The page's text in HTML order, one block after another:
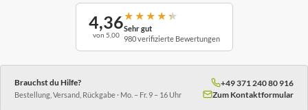
4,36
von 5,00
★ ★ ★ ★ ★
Sehr gut
980 verifizierte Bewertungen
Brauchst du Hilfe?
Bestellung, Versand, Rückgabe · Mo. – Fr. 9 – 16 Uhr
+49 371 240 80 916
Zum Kontaktformular